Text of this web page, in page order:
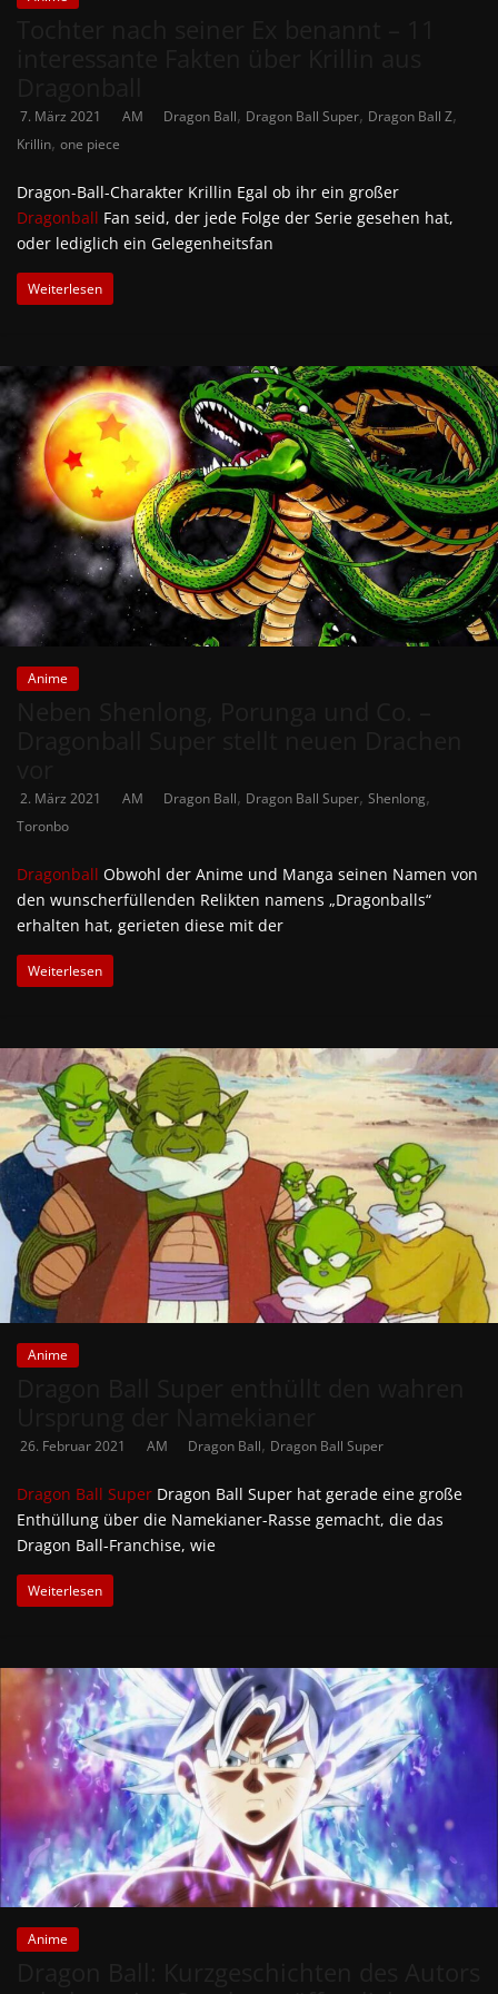
7. März 2021 AM Dragon Ball, Dragon Ball Super, Dragon Ball Z,
Krillin, one piece
Dragon-Ball-Charakter Krillin Egal ob ihr ein großer
Dragonball Fan seid, der jede Folge der Serie gesehen hat,
oder lediglich ein Gelegenheitsfan
Weiterlesen
Anime
2. März 2021 AM Dragon Ball, Dragon Ball Super, Shenlong,
Toronbo
Dragonball Obwohl der Anime und Manga seinen Namen von
den wunscherfüllenden Relikten namens „Dragonballs“
erhalten hat, gerieten diese mit der
Weiterlesen
Anime
26. Februar 2021 AM Dragon Ball, Dragon Ball Super
Dragon Ball Super Dragon Ball Super hat gerade eine große
Enthüllung über die Namekianer-Rasse gemacht, die das
Dragon Ball-Franchise, wie
Weiterlesen
Anime